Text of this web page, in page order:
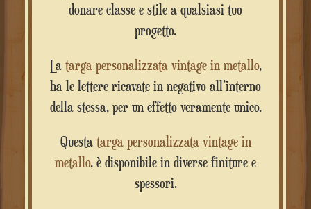
donare classe e stile a qualsiasi tuo
progetto.
Latarga personalizzata vintage in metallo,
ha le lettere ricavate in negativo all’interno
della stessa, per un effetto veramente unico.
Questatarga personalizzata vintage in
metallo, è disponibile in diverse finiture e
spessori.